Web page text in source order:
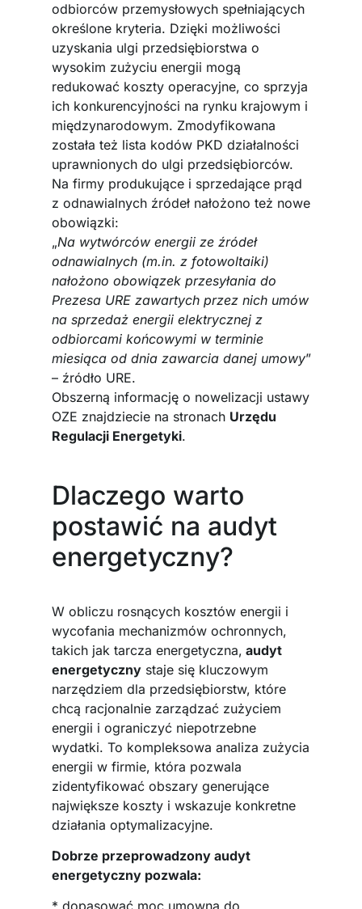
odbiorców przemysłowych spełniających
określone kryteria. Dzięki możliwości
uzyskania ulgi przedsiębiorstwa o
wysokim zużyciu energii mogą
redukować koszty operacyjne, co sprzyja
ich konkurencyjności na rynku krajowym i
międzynarodowym. Zmodyfikowana
została też lista kodów PKD działalności
uprawnionych do ulgi przedsiębiorców.
Na firmy produkujące i sprzedające prąd
z odnawialnych źródeł nałożono też nowe
obowiązki:
„Na wytwórców energii ze źródeł
odnawialnych (m.in. z fotowoltaiki)
nałożono obowiązek przesyłania do
Prezesa URE zawartych przez nich umów
na sprzedaż energii elektrycznej z
odbiorcami końcowymi w terminie
miesiąca od dnia zawarcia danej umowy”
– źródło URE.
Obszerną informację o nowelizacji ustawy
OZE znajdziecie na stronach Urzędu
Regulacji Energetyki.
Dlaczego warto
postawić na audyt
energetyczny?
W obliczu rosnących kosztów energii i
wycofania mechanizmów ochronnych,
takich jak tarcza energetyczna, audyt
energetycznystaje się kluczowym
narzędziem dla przedsiębiorstw, które
chcą racjonalnie zarządzać zużyciem
energii i ograniczyć niepotrzebne
wydatki. To kompleksowa analiza zużycia
energii w firmie, która pozwala
zidentyfikować obszary generujące
największe koszty i wskazuje konkretne
działania optymalizacyjne.
Dobrze przeprowadzony audyt
energetyczny pozwala: